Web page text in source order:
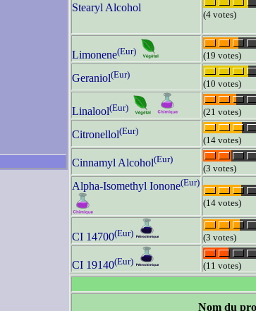
Stearyl Alcohol
(4 votes)
Limonene(Eur) (19 votes)
Geraniol(Eur)
(10 votes)
Linalool(Eur) (21 votes)
Citronellol(Eur)
(14 votes)
Cinnamyl Alcohol(Eur)
(3 votes)
Alpha-Isomethyl Ionone(Eur)
(14 votes)
CI 14700(Eur) (3 votes)
CI 19140(Eur) (11 votes)
Nom du